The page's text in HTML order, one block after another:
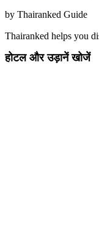
by Thairanked Guide
Thairanked helps you
होटल और उड़ानें खोजें